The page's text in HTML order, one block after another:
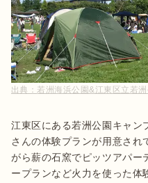
出典：若洲海浜公園&江東区立若
江東区にある若洲公園キャン
さんの体験プランが用意され
がら薪の石窯でピッツアパー
ープランなど火力を使った体